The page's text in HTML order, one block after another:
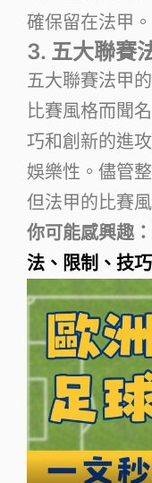
確保留在法甲。
3. 五大聯賽
五大聯賽法甲
比賽風格而聞
巧和創新的進
娛樂性。儘管
但法甲的比賽
你可能感興趣：
法、限制、技